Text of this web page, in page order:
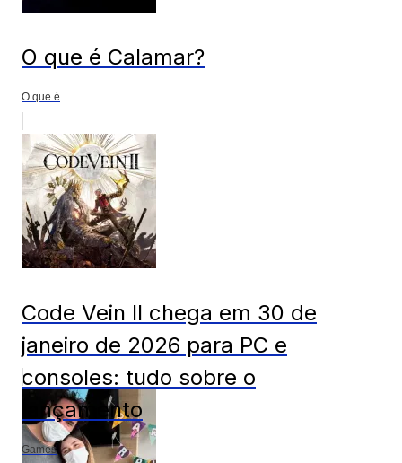
O que é Calamar?
O que é
Code Vein II chega em 30 de
janeiro de 2026 para PC e
consoles: tudo sobre o
lançamento
Games